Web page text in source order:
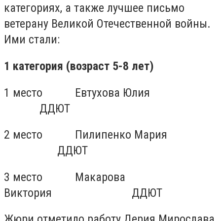
категориях, а также лучшее письмо
ветерану Великой Отечественной войны.
Ими стали:
1 категория (возраст 5-8 лет)
1 место
Евтухова Юлия
ДДЮТ
2 место
Пилипенко Мария
ДДЮТ
3 место
Макарова
Виктория
ДДЮТ